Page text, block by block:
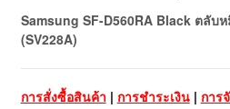
Samsung SF-D560RA Black ตลับ
(SV228A)
การสั่งซื้อสินค้า | การชำระเงิน| การ